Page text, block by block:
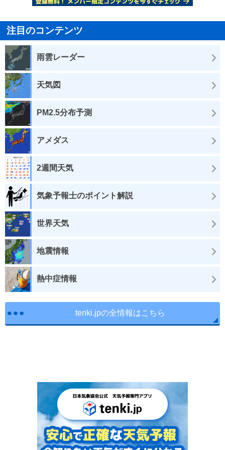
注目のコンテンツ
雨雲レーダー
天気図
PM2.5分布予測
アメダス
2週間天気
気象予報士のポイント解説
世界天気
地震情報
熱中症情報
tenki.jpの全情報はこちら